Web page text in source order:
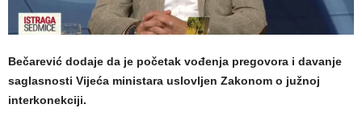
Bečarević dodaje da je početak vođenja pregovora i davanje
saglasnosti Vijeća ministara uslovljen Zakonom o južnoj
interkonekciji.